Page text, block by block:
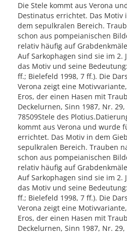
Die Stele kommt aus Verona
Destinatus errichtet. Das Motiv
dem sepulkralen Bereich.
schon aus pompeianischen
relativ häufig auf
Auf Sarkophagen sind sie im 2.
das Motiv und seine
ff.; Bielefeld 1998, 7 ff.). Die
Verona zeigt eine
Eros, der einen Hasen mit
Deckelurnen, Sinn 1987, Nr.
78509Stele des
kommt aus Verona und wurde
errichtet. Das Motiv in dem
sepulkralen Bereich. Trauben
schon aus pompeianischen
relativ häufig auf
Auf Sarkophagen sind sie im 2.
das Motiv und seine
ff.; Bielefeld 1998, 7 ff.). Die
Verona zeigt eine
Eros, der einen Hasen mit
Deckelurnen, Sinn 1987, Nr. 29,